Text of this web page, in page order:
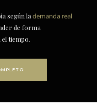
según la demanda real
de forma
tiempo.